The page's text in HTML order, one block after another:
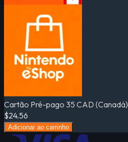
Cartão Pré-pago 35 CAD (Canadá)
$24.56
Adicionar ao carrinho